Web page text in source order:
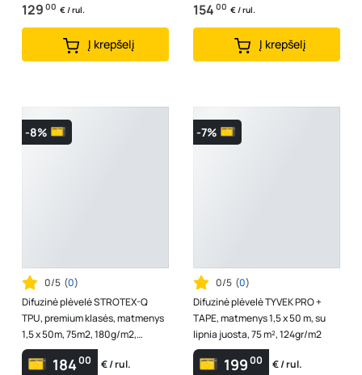
129 00 € / rul.
Į krepšelį
154 00 € / rul.
Į krepšelį
-8%
0/5 (0)
Difuzinė plėvelė STROTEX-Q
TPU, premium klasės, matmenys
1,5 x 50m, 75m2, 180g/m2,
A370160013
18400 € / rul.
-7%
0/5 (0)
Difuzinė plėvelė TYVEK PRO +
TAPE, matmenys 1,5 x 50 m, su
lipnia juosta, 75 m², 124gr/m2
19900 € / rul.